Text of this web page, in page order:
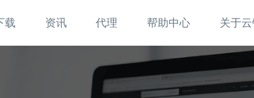
载 资讯 代理 帮助中心 关于